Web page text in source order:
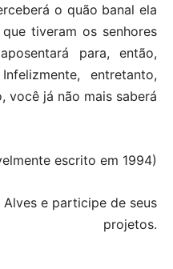
o quão banal ela
tiveram os senhores
para, então,
entretanto,
você já não mais saberá
escrito em 1994)
e participe de seus
projetos.